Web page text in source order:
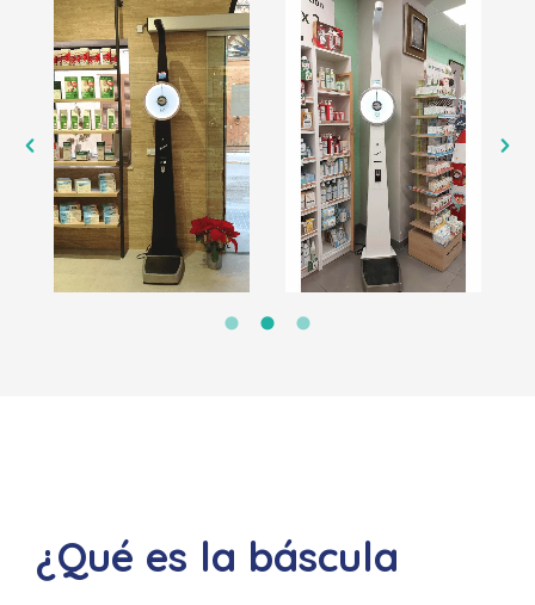
¿Qué es la báscula